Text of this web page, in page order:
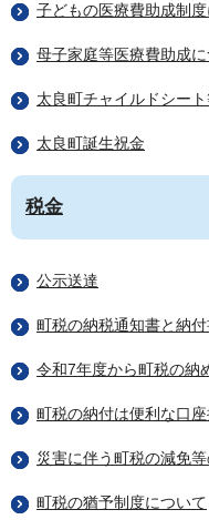
子どもの医療費助成制
母子家庭等医療費助成
太良町チャイルドシー
太良町誕生祝金
税金
公示送達
町税の納税通知書と納
令和7年度から町税の納
町税の納付は便利な口
災害に伴う町税の減免
町税の猶予制度について